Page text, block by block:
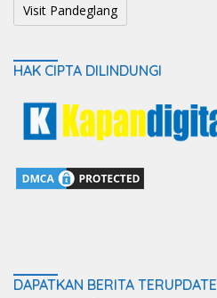
Visit Pandeglang
HAK CIPTA DILINDUNGI
DAPATKAN BERITA TERUPDATE